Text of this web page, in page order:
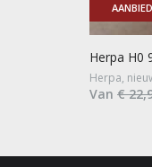
Herpa H0
Herpa,
Van €